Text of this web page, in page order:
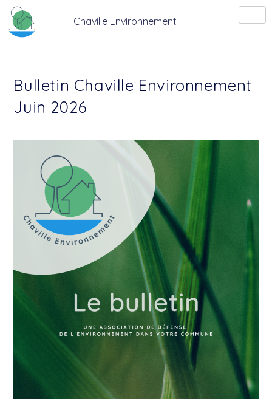
Chaville Environnement
Bulletin Chaville Environnement
Juin 2026